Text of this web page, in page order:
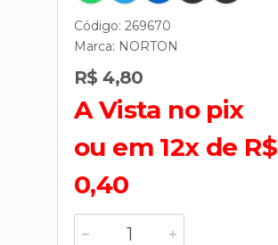
Código: 269670
Marca: NORTON
R$ 4,80
A Vista no pix
ou em 12x de R$
0,40